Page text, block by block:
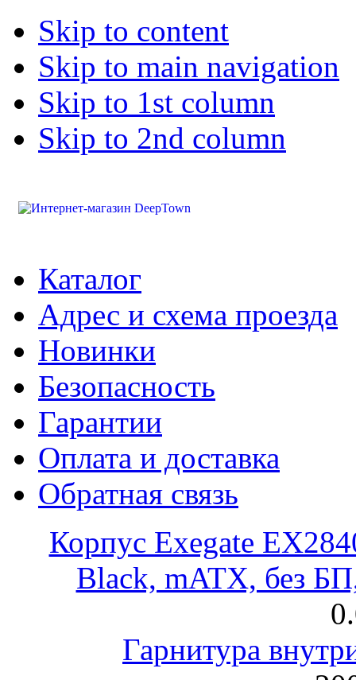
Skip to content
Skip to main navigation
Skip to 1st column
Skip to 2nd column
Каталог
Адрес и схема проезда
Новинки
Безопасность
Гарантии
Оплата и доставка
Обратная связь
Корпус Exegate
Black, mATX, без
Гарнитура